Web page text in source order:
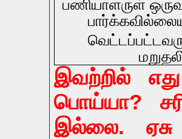
பணியாளருள்
இவற்றில்
பொய்யா?
இல்லை.